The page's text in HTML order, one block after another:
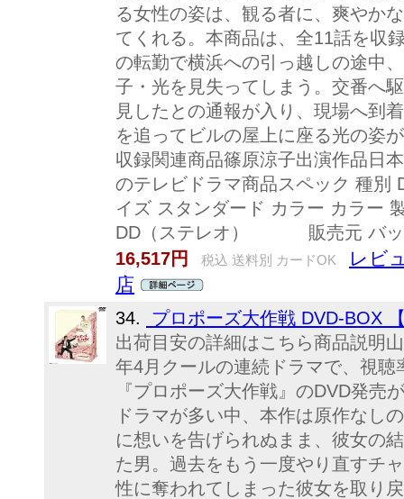
る女性の姿は、観る者に、爽やか
てくれる。本商品は、全11話を収
の転勤で横浜への引っ越しの途中
子・光を見失ってしまう。交番へ
見したとの通報が入り、現場へ到
を追ってビルの屋上に座る光の姿
収録関連商品篠原涼子出演作品日
のテレビドラマ商品スペック 種別
イズ スタンダード カラー カラー
DD（ステレオ） 販売元 バッ
16,517円
税込 送料別 カードOK
レビ
店
34.
プロポーズ大作戦 DVD-BOX
出荷目安の詳細はこちら商品説明
年4月クールの連続ドラマで、視
『プロポーズ大作戦』のDVD発
ドラマが多い中、本作は原作なし
に想いを告げられぬまま、彼女の
た男。過去をもう一度やり直すチ
性に奪われてしまった彼女を取り